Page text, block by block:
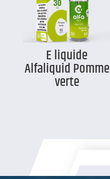
E liquide
Alfaliquid Pomme
verte